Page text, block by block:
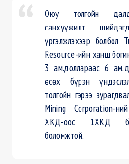
Оюу толгойн
санхүүжилт
үргэлжлэхээр болбол
Resource-ийн ханш
3 ам.доллараас 6
өсөх бүрэн
толгойн гэрээ
Mining Corporation-
ХКД-оос 1ХКД
боломжтой.